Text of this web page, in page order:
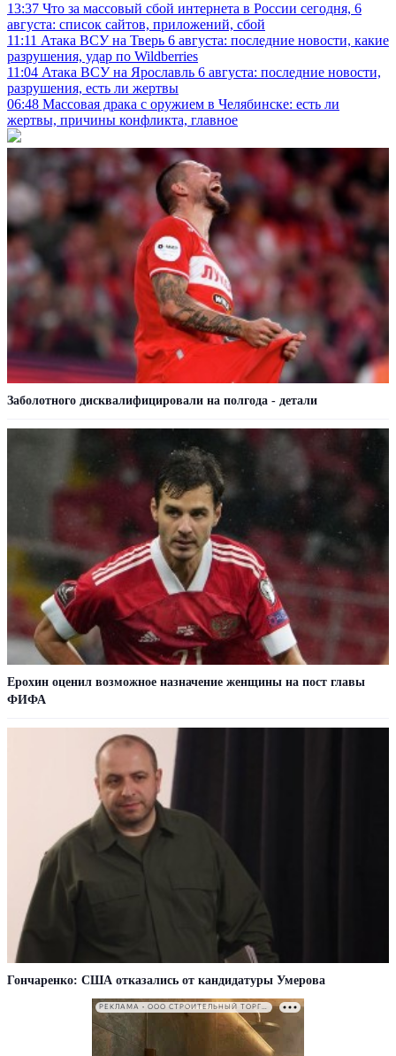
13:37 Что за массовый сбой интернета в России сегодня, 6
августа: список сайтов, приложений, сбой
11:11 Атака ВСУ на Тверь 6 августа: последние новости, какие
разрушения, удар по Wildberries
11:04 Атака ВСУ на Ярославль 6 августа: последние новости,
разрушения, есть ли жертвы
06:48 Массовая драка с оружием в Челябинске: есть ли
жертвы, причины конфликта, главное
Заболотного дисквалифицировали на полгода - детали
Ерохин оценил возможное назначение женщины на пост главы
ФИФА
Гончаренко: США отказались от кандидатуры Умерова
РЕКЛАМА • ООО СТРОИТЕЛЬНЫЙ ТОРГОВЫЙ ДОМ «ПЕТРОВИЧ». ИНН: 7802348846